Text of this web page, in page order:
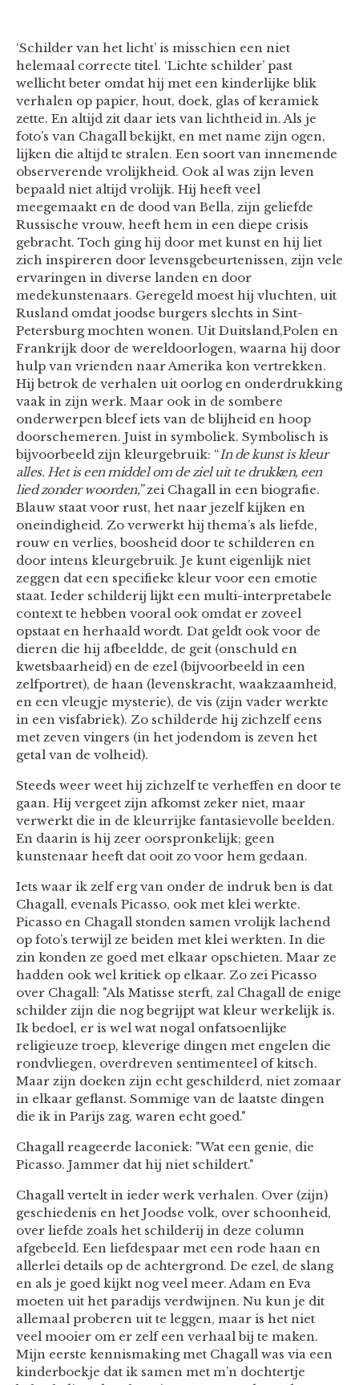
‘Schilder van het licht’ is misschien een niet
helemaal correcte titel. ‘Lichte schilder’ past
wellicht beter omdat hij met een kinderlijke blik
verhalen op papier, hout, doek, glas of keramiek
zette. En altijd zit daar iets van lichtheid in. Als je
foto’s van Chagall bekijkt, en met name zijn ogen,
lijken die altijd te stralen. Een soort van innemende
observerende vrolijkheid. Ook al was zijn leven
bepaald niet altijd vrolijk. Hij heeft veel
meegemaakt en de dood van Bella, zijn geliefde
Russische vrouw, heeft hem in een diepe crisis
gebracht. Toch ging hij door met kunst en hij liet
zich inspireren door levensgebeurtenissen, zijn vele
ervaringen in diverse landen en door
medekunstenaars. Geregeld moest hij vluchten, uit
Rusland omdat joodse burgers slechts in Sint-
Petersburg mochten wonen. Uit Duitsland,Polen en
Frankrijk door de wereldoorlogen, waarna hij door
hulp van vrienden naar Amerika kon vertrekken.
Hij betrok de verhalen uit oorlog en onderdrukking
vaak in zijn werk. Maar ook in de sombere
onderwerpen bleef iets van de blijheid en hoop
doorschemeren. Juist in symboliek. Symbolisch is
bijvoorbeeld zijn kleurgebruik: “In de kunst is kleur
alles. Het is een middel om de ziel uit te drukken, een
lied zonder woorden,”zei Chagall in een biografie.
Blauw staat voor rust, het naar jezelf kijken en
oneindigheid. Zo verwerkt hij thema’s als liefde,
rouw en verlies, boosheid door te schilderen en
door intens kleurgebruik. Je kunt eigenlijk niet
zeggen dat een specifieke kleur voor een emotie
staat. Ieder schilderij lijkt een multi-interpretabele
context te hebben vooral ook omdat er zoveel
opstaat en herhaald wordt. Dat geldt ook voor de
dieren die hij afbeeldde, de geit (onschuld en
kwetsbaarheid) en de ezel (bijvoorbeeld in een
zelfportret), de haan (levenskracht, waakzaamheid,
en een vleugje mysterie), de vis (zijn vader werkte
in een visfabriek). Zo schilderde hij zichzelf eens
met zeven vingers (in het jodendom is zeven het
getal van de volheid).
Steeds weer weet hij zichzelf te verheffen en door te
gaan. Hij vergeet zijn afkomst zeker niet, maar
verwerkt die in de kleurrijke fantasievolle beelden.
En daarin is hij zeer oorspronkelijk; geen
kunstenaar heeft dat ooit zo voor hem gedaan.
Iets waar ik zelf erg van onder de indruk ben is dat
Chagall, evenals Picasso, ook met klei werkte.
Picasso en Chagall stonden samen vrolijk lachend
op foto’s terwijl ze beiden met klei werkten. In die
zin konden ze goed met elkaar opschieten. Maar ze
hadden ook wel kritiek op elkaar. Zo zei Picasso
over Chagall: "Als Matisse sterft, zal Chagall de enige
schilder zijn die nog begrijpt wat kleur werkelijk is.
Ik bedoel, er is wel wat nogal onfatsoenlijke
religieuze troep, kleverige dingen met engelen die
rondvliegen, overdreven sentimenteel of kitsch.
Maar zijn doeken zijn echt geschilderd, niet zomaar
in elkaar geflanst. Sommige van de laatste dingen
die ik in Parijs zag, waren echt goed."
Chagall reageerde laconiek: "Wat een genie, die
Picasso. Jammer dat hij niet schildert."
Chagall vertelt in ieder werk verhalen. Over (zijn)
geschiedenis en het Joodse volk, over schoonheid,
over liefde zoals het schilderij in deze column
afgebeeld. Een liefdespaar met een rode haan en
allerlei details op de achtergrond. De ezel, de slang
en als je goed kijkt nog veel meer. Adam en Eva
moeten uit het paradijs verdwijnen. Nu kun je dit
allemaal proberen uit te leggen, maar is het niet
veel mooier om er zelf een verhaal bij te maken.
Mijn eerste kennismaking met Chagall was via een
kinderboekje dat ik samen met m’n dochtertje